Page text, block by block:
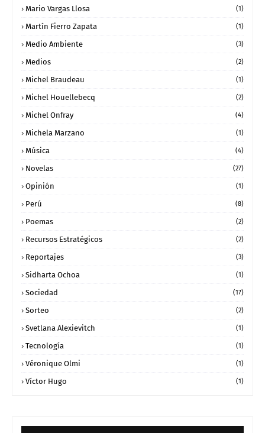
Mario Vargas Llosa (1)
Martín Fierro Zapata (1)
Medio Ambiente (3)
Medios (2)
Michel Braudeau (1)
Michel Houellebecq (2)
Michel Onfray (4)
Michela Marzano (1)
Música (4)
Novelas (27)
Opinión (1)
Perú (8)
Poemas (2)
Recursos Estratégicos (2)
Reportajes (3)
Sidharta Ochoa (1)
Sociedad (17)
Sorteo (2)
Svetlana Alexievitch (1)
Tecnología (1)
Véronique Olmi (1)
Víctor Hugo (1)